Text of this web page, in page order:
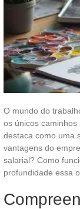
O mundo do
os únicos
destaca como uma
vantagens do
salarial? Como
profundidade essa